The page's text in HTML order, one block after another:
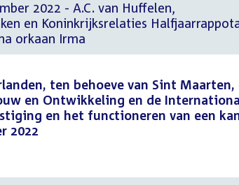
2022 - A.C. van Huffelen,
en Koninkrijksrelaties
orkaan Irma
ten behoeve van Sint Maarten,
en Ontwikkeling en de
en het functioneren van een
2022